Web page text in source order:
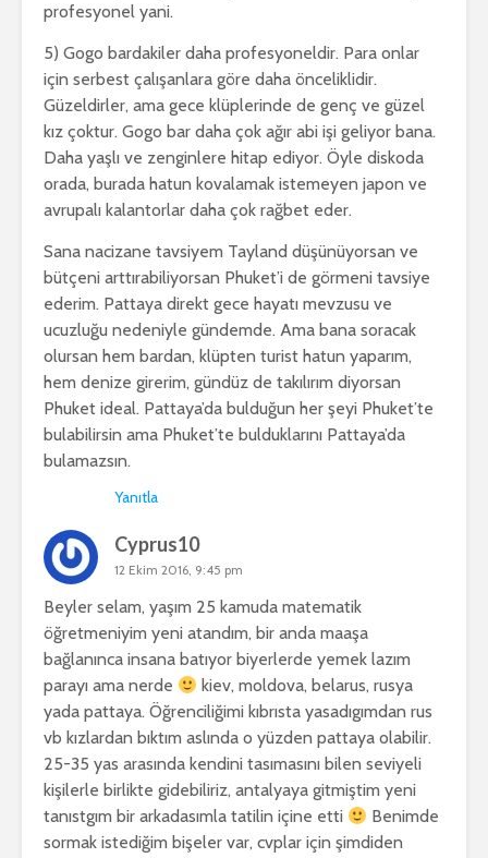
profesyonel yani.
5) Gogo bardakiler daha profesyoneldir. Para onlar
için serbest çalışanlara göre daha önceliklidir.
Güzeldirler, ama gece klüplerinde de genç ve güzel
kız çoktur. Gogo bar daha çok ağır abi işi geliyor bana.
Daha yaşlı ve zenginlere hitap ediyor. Öyle diskoda
orada, burada hatun kovalamak istemeyen japon ve
avrupalı kalantorlar daha çok rağbet eder.
Sana nacizane tavsiyem Tayland düşünüyorsan ve
bütçeni arttırabiliyorsan Phuket’i de görmeni tavsiye
ederim. Pattaya direkt gece hayatı mevzusu ve
ucuzluğu nedeniyle gündemde. Ama bana soracak
olursan hem bardan, klüpten turist hatun yaparım,
hem denize girerim, gündüz de takılırım diyorsan
Phuket ideal. Pattaya’da bulduğun her şeyi Phuket’te
bulabilirsin ama Phuket’te bulduklarını Pattaya’da
bulamazsın.
Yanıtla
Cyprus10
12 Ekim 2016, 9:45 pm
Beyler selam, yaşım 25 kamuda matematik
öğretmeniyim yeni atandım, bir anda maaşa
bağlanınca insana batıyor biyerlerde yemek lazım
parayı ama nerde
kiev, moldova, belarus, rusya
yada pattaya. Öğrenciliğimi kıbrısta yasadıgımdan rus
vb kızlardan bıktım aslında o yüzden pattaya olabilir.
25-35 yas arasında kendini tasımasını bilen seviyeli
kişilerle birlikte gidebiliriz, antalyaya gitmiştim yeni
tanıstgım bir arkadasımla tatilin içine etti
Benimde
sormak istediğim bişeler var, cvplar için şimdiden